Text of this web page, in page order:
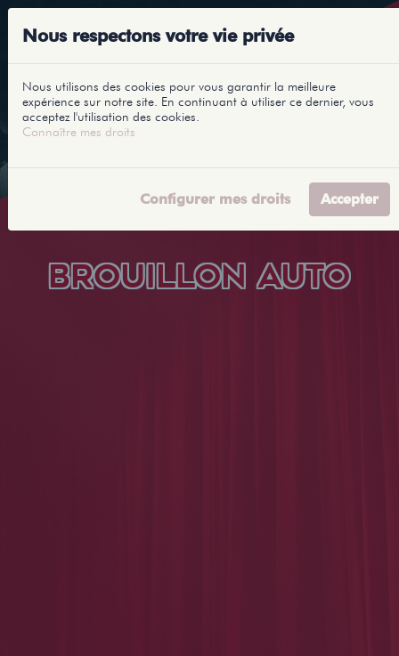
BROUILLON AUTO
Nous respectons votre vie privée
Nous utilisons des cookies pour vous garantir la meilleure
expérience sur notre site. En continuant à utiliser ce dernier, vous
acceptez l'utilisation des cookies.
Connaître mes droits
Configurer mes droits Accepter